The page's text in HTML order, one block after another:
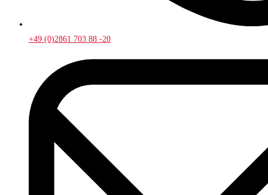
+49 (0)2861 703 88 -20